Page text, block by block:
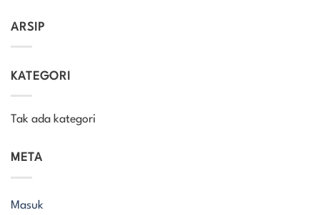
ARSIP
KATEGORI
Tak ada kategori
META
Masuk